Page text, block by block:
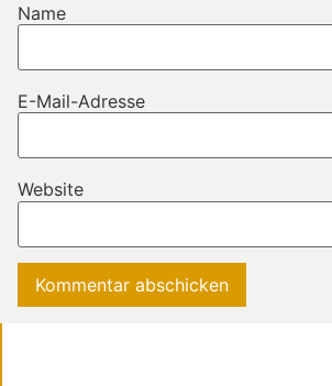
Name
E-Mail-Adresse
Website